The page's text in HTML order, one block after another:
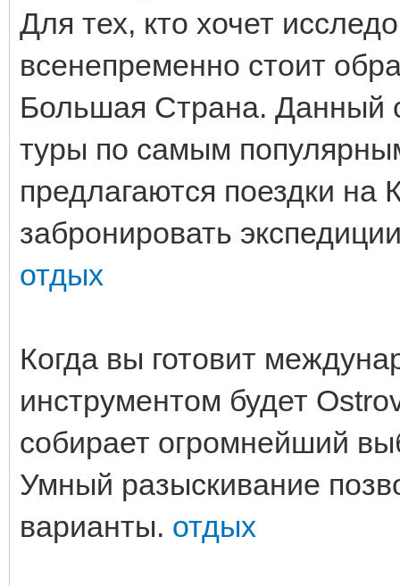
Для тех, кто хочет
всенепременно стоит
Большая Страна. Данный
туры по самым
предлагаются поездки на
забронировать
отдых
Когда вы готовит
инструментом будет
собирает огромнейший
Умный разыскивание
варианты. отдых